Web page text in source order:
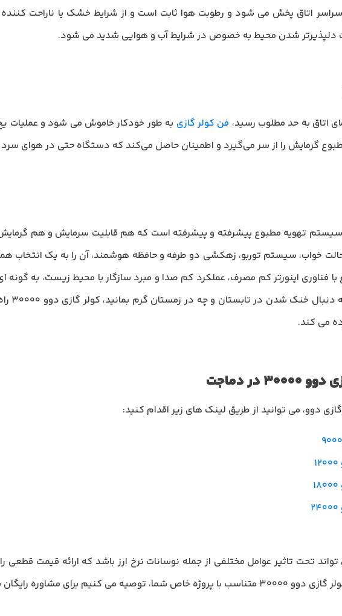
اتاق پخش می شود و رطوبت هوا ثابت است و از شرایط خشک یا ناراحت
دلپذیرتر شدن محیط به خصوص در شرایط آب و هوایی شدید می شود.
اتاق به حد مطلوب رسید، فن کولر گازی به طور خودکار خاموش می شود و عملیات
مطبوع گرمایش را از سر می‌گیرد و اطمینان حاصل می‌کند که دستگاه حتی در هوای سرد
30000 مدل یک سیستم تهویه مطبوع پیشرفته و پیشرفته است که هم قابلیت سرمایش و هم
خواب، سیستم توربو، زهکشی دو طرفه و حافظه هوشمند، آن را به یک انتخاب همه
فناوری اینورتر کم مصرف، عملکرد کم صدا و مبرد سازگار با محیط زیست، به
را در
می کند.
در دماجت
دوو، می توانید از طریق لینک های زیر اقدام کنید:
کولر گازی دوو 30000 می تواند تحت تاثیر عوامل مختلفی از جمله نوسانات نرخ ارز باشد که ارائه
با کارشناسان ما تماس بگیرید.